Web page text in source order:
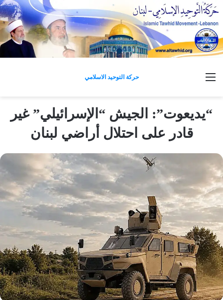
حركة التوحيد الاسلامي القائمة
“يديعوت”: الجيش “الإسرائيلي” غير
قادر على احتلال أراضي لبنان